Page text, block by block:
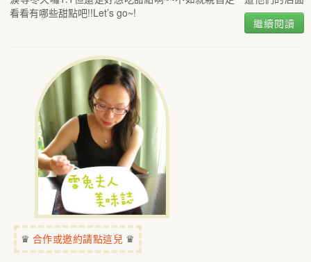
看看有哪些甜點吧!!Let’s go~!
繼續閱讀
♛ 合作或邀約請點這兒 ♛